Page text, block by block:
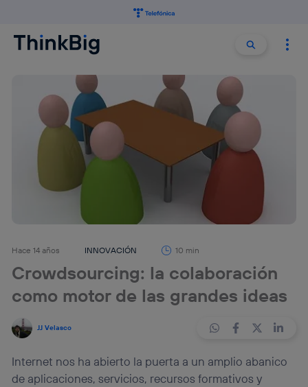
Buscar
Hace 14 años INNOVACIÓN 10 min
Crowdsourcing: la colaboración
como motor de las grandes ideas
JJ Velasco
Internet nos ha abierto la puerta a un amplio abanico
de aplicaciones, servicios, recursos formativos y